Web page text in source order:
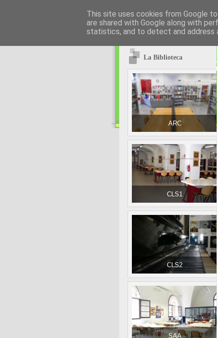
La Biblioteca
ARC
CLS1
CLS2
SAA
This site uses cookies from Google
are shared with Google along with
statistics, and to detect and address